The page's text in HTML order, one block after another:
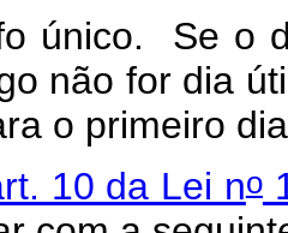
único. Se o
não for dia
o primeiro
10 da Lei no